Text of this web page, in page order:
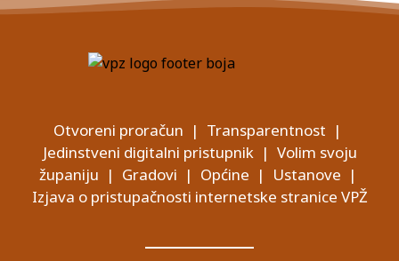
Otvoreni proračun | Transparentnost |
Jedinstveni digitalni pristupnik| Volim svoju
županiju | Gradovi | Općine | Ustanove |
Izjava o pristupačnosti internetske stranice VPŽ